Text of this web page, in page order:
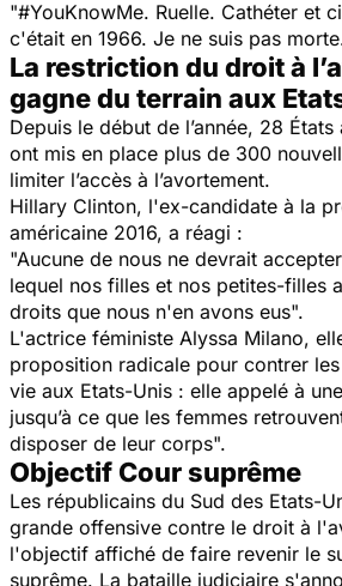
"#YouKnowMe. Ruelle. Cathéter et
c'était en 1966. Je ne suis pas
La restriction du droit à
gagne du terrain aux
Depuis le début de l’année, 28
ont mis en place plus de 300
limiter l’accès à l’avortement.
Hillary Clinton, l'ex-candidate à la
américaine 2016, a réagi :
"Aucune de nous ne devrait
lequel nos filles et nos petites-filles
droits que nous n'en avons eus".
L'actrice féministe Alyssa Milano,
proposition radicale pour contrer
vie aux Etats-Unis : elle appelé à
jusqu’à ce que les femmes
disposer de leur corps".
Objectif Cour suprême
Les républicains du Sud des Etats-
grande offensive contre le droit à
l'objectif affiché de faire revenir le
suprême. La bataille judiciaire